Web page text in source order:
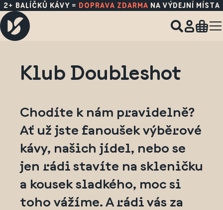
2+ BALÍČKŮ KÁVY = DOPRAVA ZDARMA NA VÝDEJNÍ MÍSTA
Klub Doubleshot
Chodíte k nám pravidelně?
Ať už jste fanoušek výběrové
kávy, našich jídel, nebo se
jen rádi stavíte na skleničku
a kousek sladkého, moc si
toho vážíme. A rádi vás za